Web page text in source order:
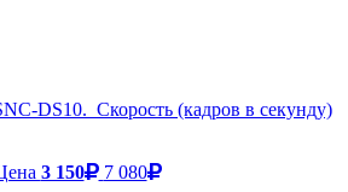
DS10. Скорость (кадров в секунду)
3 150 7 080